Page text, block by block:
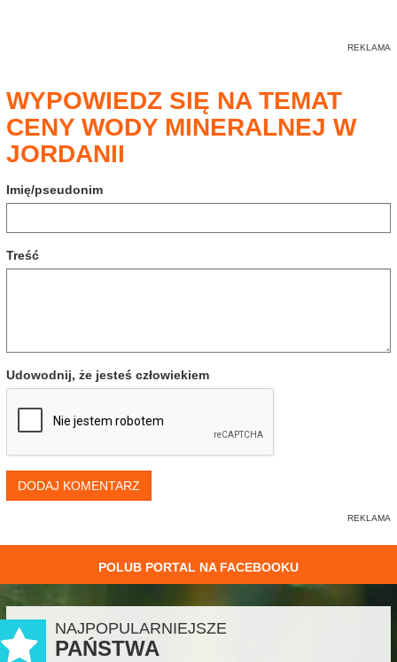
WYPOWIEDZ SIĘ NA TEMAT
CENY WODY MINERALNEJ W
JORDANII
Imię/pseudonim
Treść
Udowodnij, że jesteś człowiekiem
DODAJ KOMENTARZ
POLUB PORTAL NA FACEBOOKU
NAJPOPULARNIEJSZE
PAŃSTWA